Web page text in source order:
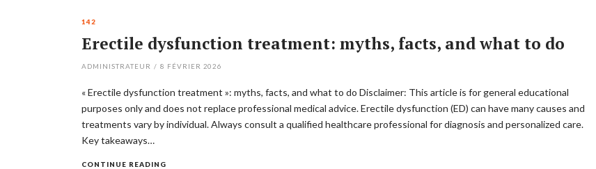
142
Erectile dysfunction treatment: myths, facts, and what to do
ADMINISTRATEUR / 8 FÉVRIER 2026
« Erectile dysfunction treatment »: myths, facts, and what to do Disclaimer: This article is for general educational
purposes only and does not replace professional medical advice. Erectile dysfunction (ED) can have many causes and
treatments vary by individual. Always consult a qualified healthcare professional for diagnosis and personalized care.
Key takeaways…
CONTINUE READING